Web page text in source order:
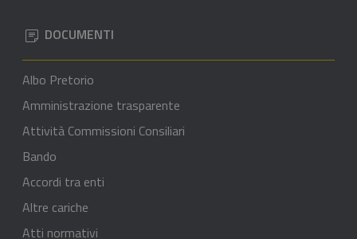
DOCUMENTI
Albo Pretorio
Amministrazione trasparente
Attività Commissioni Consiliari
Bando
Accordi tra enti
Altre cariche
Atti normativi